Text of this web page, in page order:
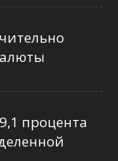
процента